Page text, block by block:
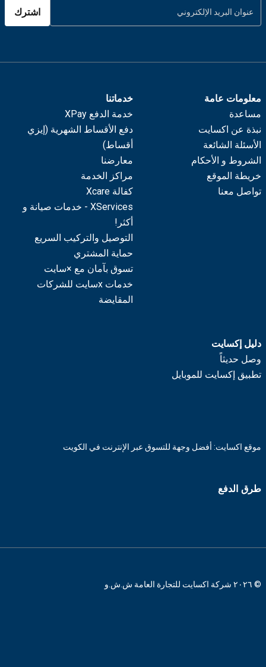
اشترك
معلومات عامة
مساعدة
نبذة عن اكسايت
الأسئلة الشائعة
الشروط و الأحكام
خريطة الموقع
تواصل معنا
خدماتنا
خدمة الدفع XPay
دفع الأقساط الشهرية (إيزي
أقساط)
معارضنا
مراكز الخدمة
كفالة Xcare
XServices - خدمات صيانة و
أكثر!
التوصيل والتركيب السريع
حماية المشتري
تسوق بآمان مع ×سايت
خدمات xسايت للشركات
المقايضة
دليل إكسايت
وصل حديثاً
تطبيق إكسايت للموبايل
موقع اكسايت: أفضل وجهة للتسوق عبر الإنترنت في الكويت
طرق الدفع
© ٢٠٢٦ شركة اكسايت للتجارة العامة ش.ش.و